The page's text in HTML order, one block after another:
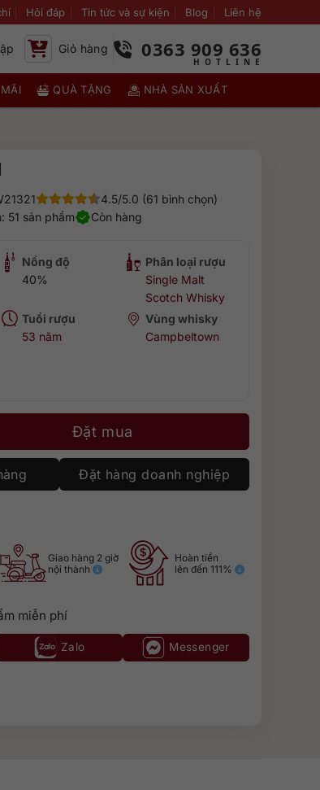
Hỏi đáp Tin tức và sự kiện Blog Liên hệ
Giỏ hàng 0363 909 636
QUÀ TẶNG NHÀ SẢN XUẤT
4.5/5.0 (61 bình chọn)
51 sản phẩm
Còn hàng
Nồng độ
40%
Phân loại rượu
Single Malt
Scotch Whisky
Tuổi rượu
53 năm
Vùng whisky
Campbeltown
Đặt mua
Đặt hàng doanh nghiệp
Giao hàng 2 giờ
nội thành
Hoàn tiền
lên đến 111%
miễn phí
Zalo Messenger